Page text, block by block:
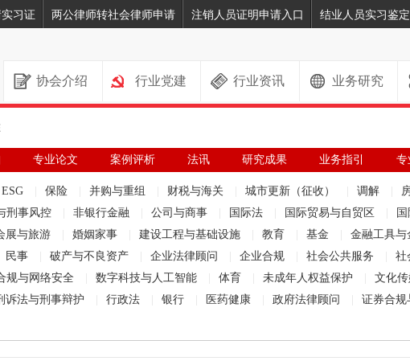
习证 两公律师转社会律师申请 注销人员证明申请入口 结业人员实习鉴
协会介绍 行业党建 行业资讯 业务研究
专业论文 案例评析 法讯 研究成果 业务指引
专
ESG 保险 并购与重组 财税与海关 城市更新（征收） 调解
刑事风控 非银行金融 公司与商事 国际法 国际贸易与自贸区
展与旅游 婚姻家事 建设工程与基础设施 教育 基金 金融工具与
民事 破产与不良资产 企业法律顾问 企业合规 社会公共服务 社
规与网络安全 数字科技与人工智能 体育 未成年人权益保护 文化
诉法与刑事辩护 行政法 银行 医药健康 政府法律顾问 证券合规